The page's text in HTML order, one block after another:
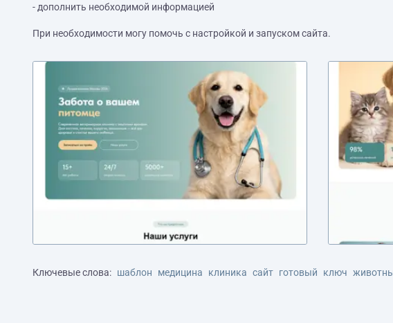
- дополнить необходимой информацией
При необходимости могу помочь с настройкой и запуском сайта.
Ключевые слова: шаблон медицина клиника сайт готовый ключ